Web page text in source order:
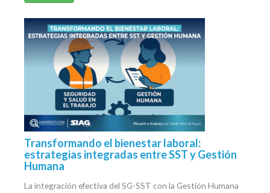
Transformando el bienestar laboral:
estrategias integradas entre SST y Gestión
Humana
La integración efectiva del SG-SST con la Gestión Humana